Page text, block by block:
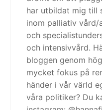
har utbildat mig till
inom palliativ vård/
och
och intensivvård.
bloggen genom
mycket fokus på
händer i vår värld
våra politiker? Du